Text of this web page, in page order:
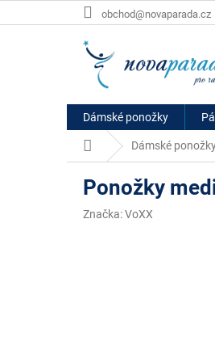
na
obchod@novaparada.cz
Dámské ponožky
Domů Dámské
Ponožky
Značka:VoXX